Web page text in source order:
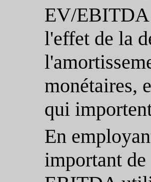
EV/EBITDA
l'effet de la
monétaires,
qui
En
important de